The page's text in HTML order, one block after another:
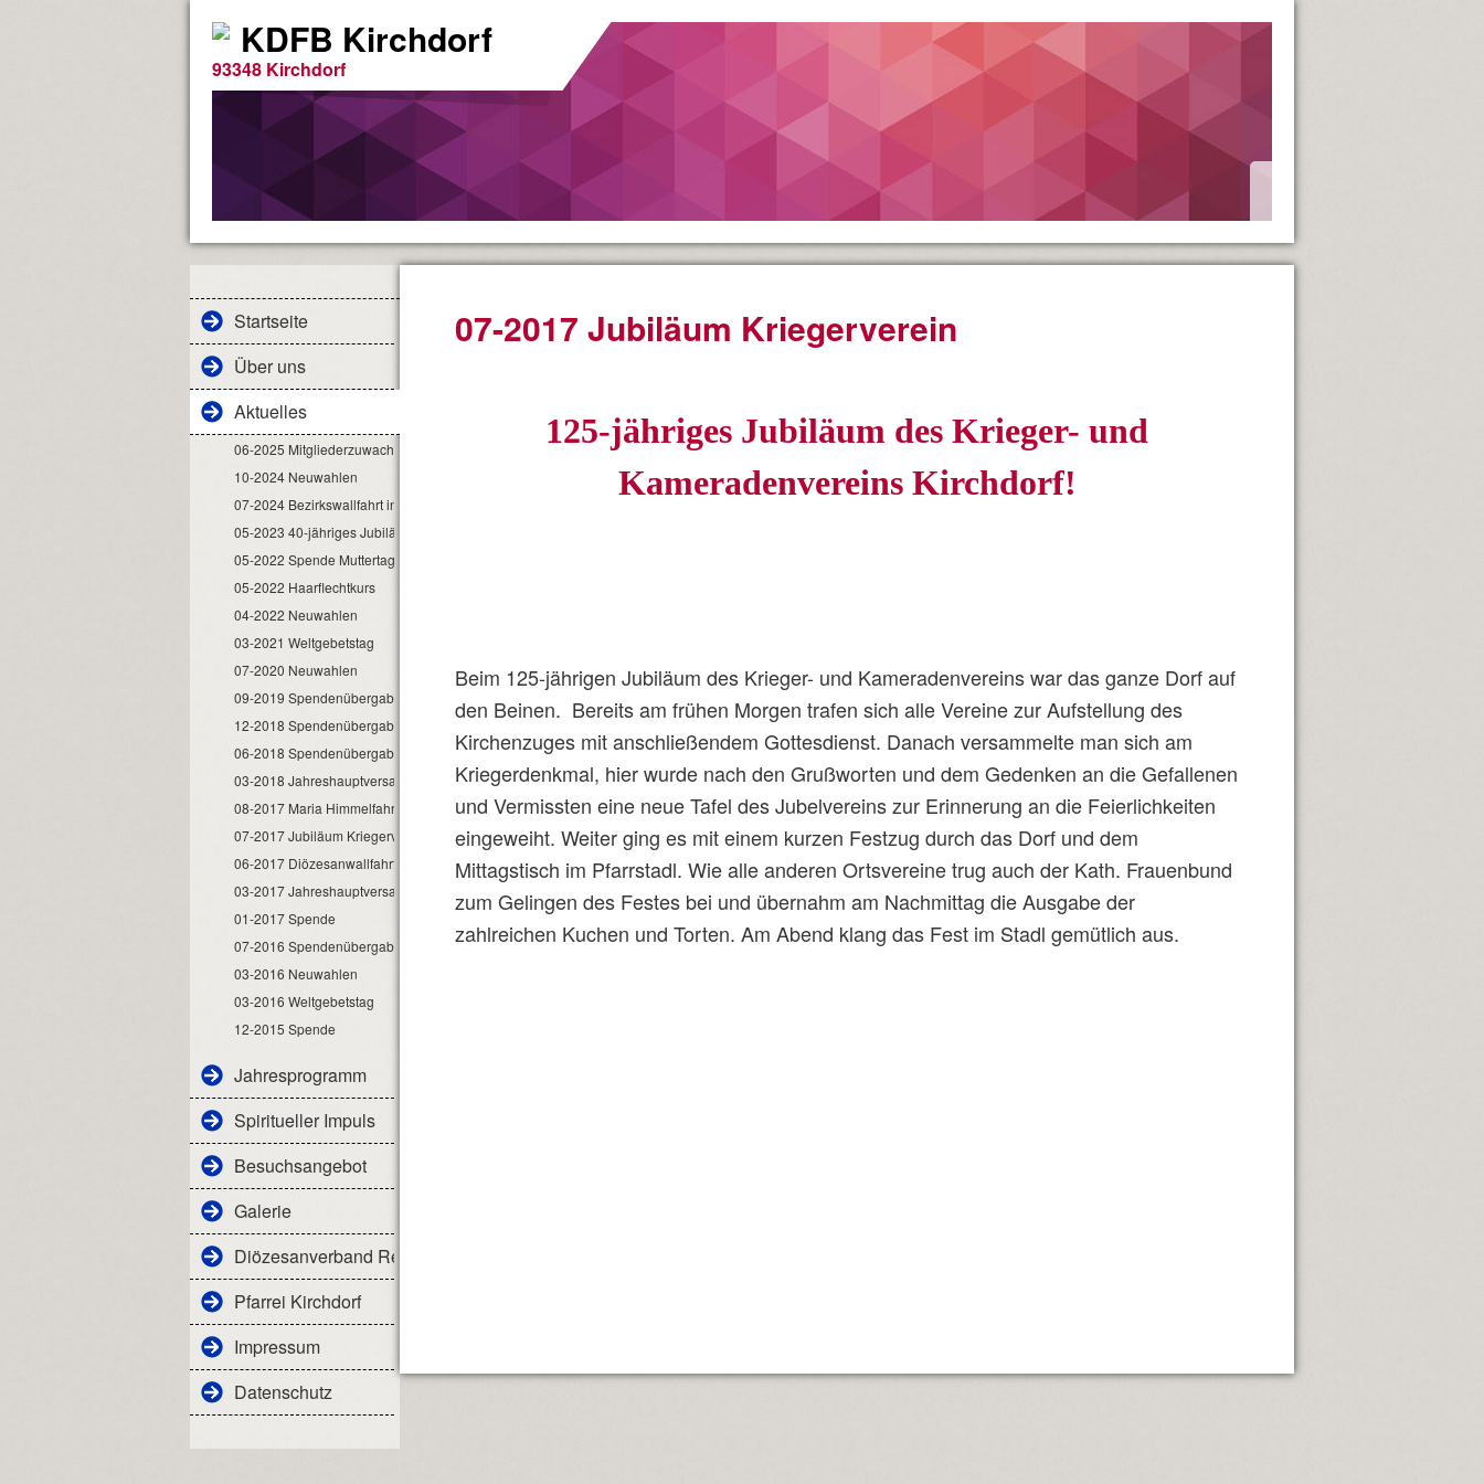
KDFB Kirchdorf
93348 Kirchdorf
Startseite
Über uns
Aktuelles
06-2025 Mitgliederzuwachs
10-2024 Neuwahlen
07-2024 Bezirkswallfahrt in Kirchdorf
05-2023 40-jähriges Jubiläum
05-2022 Spende Muttertagsfeier
05-2022 Haarflechtkurs
04-2022 Neuwahlen
03-2021 Weltgebetstag
07-2020 Neuwahlen
09-2019 Spendenübergabe
12-2018 Spendenübergabe
06-2018 Spendenübergabe
03-2018 Jahreshauptversammlung
08-2017 Maria Himmelfahrt
07-2017 Jubiläum Kriegerverein
06-2017 Diözesanwallfahrt
03-2017 Jahreshauptversammlung
01-2017 Spende
07-2016 Spendenübergabe
03-2016 Neuwahlen
03-2016 Weltgebetstag
12-2015 Spende
Jahresprogramm
Spiritueller Impuls
Besuchsangebot
Galerie
Diözesanverband Regensburg
Pfarrei Kirchdorf
Impressum
Datenschutz
07-2017 Jubiläum Kriegerverein
125-jähriges Jubiläum des Krieger- und
Kameradenvereins Kirchdorf!
Beim 125-jährigen Jubiläum des Krieger- und Kameradenvereins war das ganze Dorf auf
den Beinen. Bereits am frühen Morgen trafen sich alle Vereine zur Aufstellung des
Kirchenzuges mit anschließendem Gottesdienst. Danach versammelte man sich am
Kriegerdenkmal, hier wurde nach den Grußworten und dem Gedenken an die Gefallenen
und Vermissten eine neue Tafel des Jubelvereins zur Erinnerung an die Feierlichkeiten
eingeweiht. Weiter ging es mit einem kurzen Festzug durch das Dorf und dem
Mittagstisch im Pfarrstadl. Wie alle anderen Ortsvereine trug auch der Kath. Frauenbund
zum Gelingen des Festes bei und übernahm am Nachmittag die Ausgabe der
zahlreichen Kuchen und Torten. Am Abend klang das Fest im Stadl gemütlich aus.